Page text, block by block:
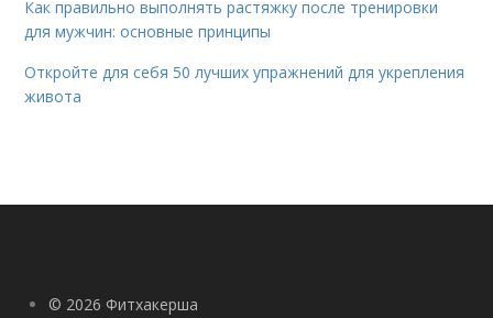
Как правильно выполнять растяжку после тренировки
для мужчин: основные принципы
Откройте для себя 50 лучших упражнений для укрепления
живота
© 2026 Фитхакерша